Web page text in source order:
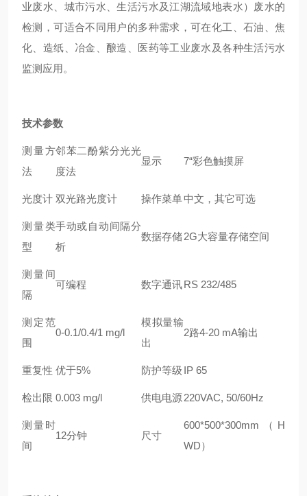
业废水、城市污水、生活污水及江湖流域地表水）废水的
检测，可适合不同用户的多种需求，可在化工、石油、焦
化、造纸、冶金、酿造、医药等工业废水及各种生活污水
监测应用。
技术参数
测量方
法
邻苯二酚紫分光光
度法
显示 7“彩色触摸屏
光度计 双光路光度计 操作菜单中文，其它可选
测量类
型
手动或自动间隔分
析
数据存储2G大容量存储空间
测量间
隔
可编程 数字通讯RS 232/485
测定范
围
0-0.1/0.4/1 mg/l
模拟量输
出
2路4-20 mA输出
重复性 优于5% 防护等级 IP 65
检出限 0.003 mg/l 供电电源220VAC, 50/60Hz
测量时
间
12分钟 尺寸
600*500*300mm（H
WD）